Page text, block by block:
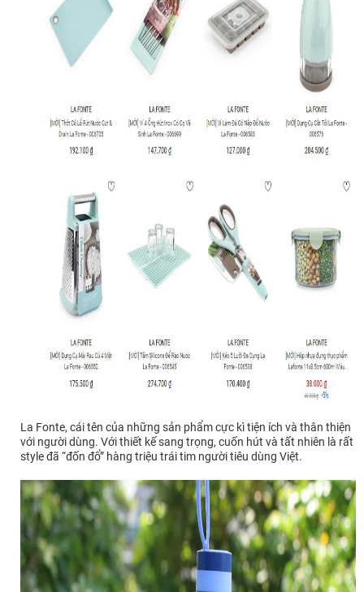
La Fonte, cái tên của những sản phẩm cực kì tiện ích và thân thiện
với người dùng. Với thiết kế sang trọng, cuốn hút và tất nhiên là rất
style đã “đốn đổ” hàng triệu trái tim người tiêu dùng Việt.